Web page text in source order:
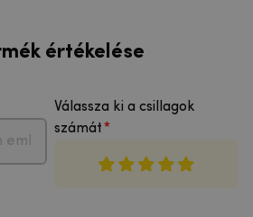
értékelése
Válassza ki a csillagok
számát